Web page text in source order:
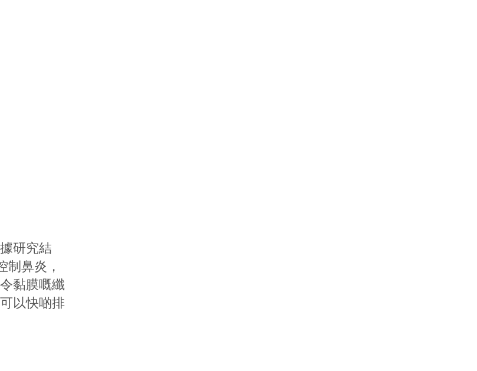
研究結
鼻炎，
黏膜嘅纖
以快啲排